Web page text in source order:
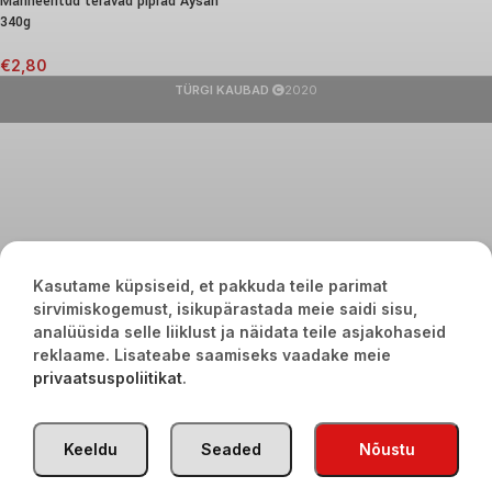
340g
€2,80
TÜRGI KAUBAD 2020
Kasutame küpsiseid, et pakkuda teile parimat
sirvimiskogemust, isikupärastada meie saidi sisu,
analüüsida selle liiklust ja näidata teile asjakohaseid
reklaame. Lisateabe saamiseks vaadake meie
privaatsuspoliitikat.
Nõustu
Seaded
Keeldu